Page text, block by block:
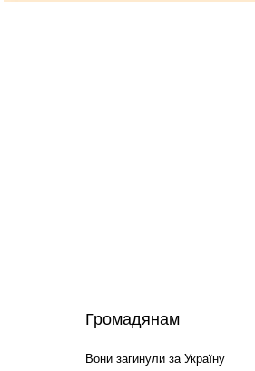
Громадянам
Вони загинули за Україну